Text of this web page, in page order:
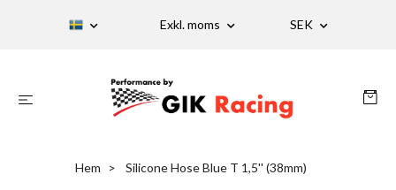
Exkl. moms SEK
Hem Silicone Hose Blue T 1,5'' (38mm)